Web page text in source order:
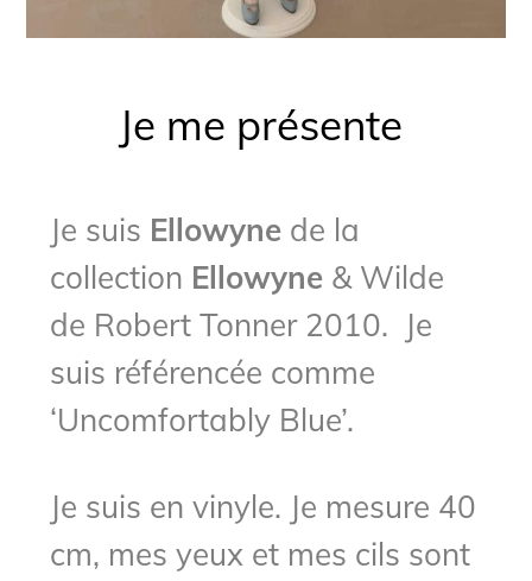
Je me présente
Je suis Ellowyne de la
collection Ellowyne & Wilde
de Robert Tonner 2010. Je
suis référencée comme
‘Uncomfortably Blue’.
Je suis en vinyle. Je mesure 40
cm, mes yeux et mes cils sont